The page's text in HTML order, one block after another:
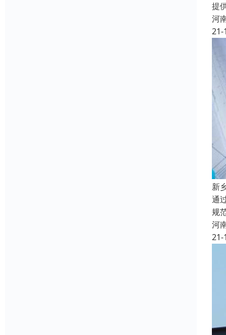
提
河
21-
新
通
规
河
21-